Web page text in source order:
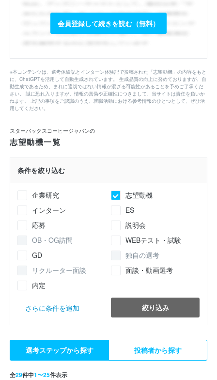
会員登録して続きを読む（無料）
※本コンテンツは、選考体験記とインターン体験記で投稿された「志望動機」の内容をもと
に、ChatGPTを活用して自動生成されています。 生成品質の向上に努めておりますが、自
動生成であるため、まれに適切ではない情報が混ざる可能性があることを予めご了承くだ
さい。 誠に恐れ入りますが、情報の真偽や正確性につきまして、当サイトは責任を負いか
ねます。 上記の事項をご認識のうえ、就職活動における参考情報のひとつとして、ぜひ活
用してください。
スターバックスコーヒージャパンの
志望動機一覧
条件を絞り込む
企業研究
志望動機
インターン
ES
応募
説明会
OB・OG訪問
WEBテスト・試験
GD
独自の選考
リクルーター面談
面談・動画選考
内定
さらに条件を追加 絞り込み
選考ステップから探す 投稿者から探す
全29件中1〜25件表示